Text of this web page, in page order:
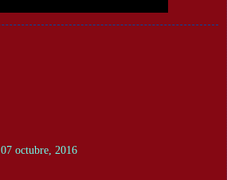
07 octubre, 2016